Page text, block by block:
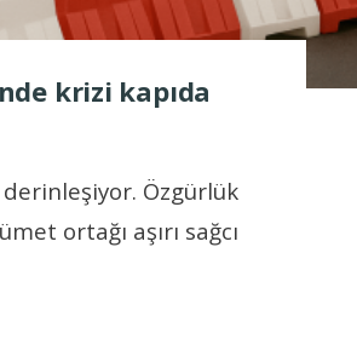
krizi kapıda
Özgürlük
ortağı aşırı sağcı